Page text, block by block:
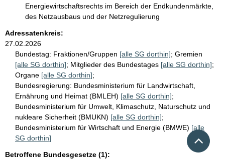
Energiewirtschaftsrechts im Bereich der Endkundenmärkte,
des Netzausbaus und der Netzregulierung
Adressatenkreis:
27.02.2026
Bundestag: Fraktionen/Gruppen [alle SG dorthin]; Gremien
[alle SG dorthin]; Mitglieder des Bundestages [alle SG dorthin];
Organe [alle SG dorthin];
Bundesregierung: Bundesministerium für Landwirtschaft,
Ernährung und Heimat (BMLEH) [alle SG dorthin];
Bundesministerium für Umwelt, Klimaschutz, Naturschutz und
nukleare Sicherheit (BMUKN) [alle SG dorthin];
Bundesministerium für Wirtschaft und Energie (BMWE) [alle
SG dorthin]
Betroffene Bundesgesetze (1):